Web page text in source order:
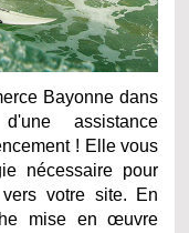
Bayonne dans
assistance
! Elle vous
nécessaire pour
votre site. En
mise en œuvre